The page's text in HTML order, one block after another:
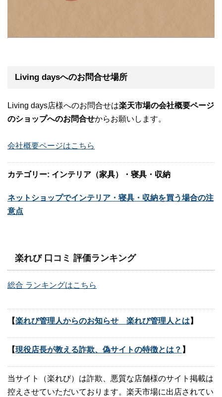
Living daysへのお問合せ場所
Living days店様へのお問合せは楽天市場の会社概要ページ
のショップへのお問合せからお願いします。
会社概要ページはこちら
カテゴリー: インテリア（家具）・寝具・収納
ネットショップでインテリア・寝具・収納を買う場合の注
意点
楽れび 口コミ 評価ランキング
総合 ランキングはこちら
【楽れび管理人からのお知らせ 楽れび管理人とは 】
【現役店長が教える詐欺、偽サイトの特徴とは？ 】
当サイト（楽れび）は詐欺、悪質な店舗様のサイト掲載は
控えさせていただいております。楽天市場に出店されてい